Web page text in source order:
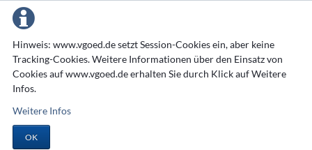
Hinweis: www.vgoed.de setzt Session-Cookies ein, aber keine
Tracking-Cookies. Weitere Informationen über den Einsatz von
Cookies auf www.vgoed.de erhalten Sie durch Klick auf Weitere
Infos.
Weitere Infos
OK